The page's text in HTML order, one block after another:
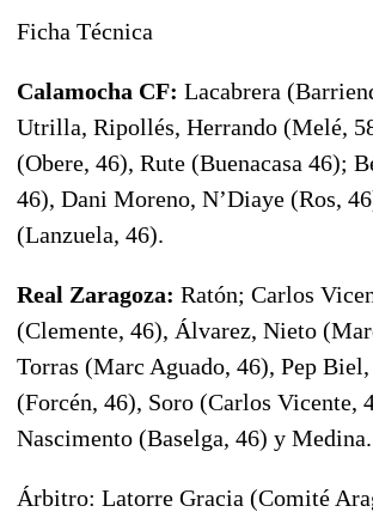
Ficha Técnica
Calamocha CF: Lacabrera
Utrilla, Ripollés, Herrando (Melé,
(Obere, 46), Rute (Buenacasa 46);
46), Dani Moreno, N’Diaye (Ros,
(Lanzuela, 46).
Real Zaragoza: Ratón; Carlos
(Clemente, 46), Álvarez, Nieto
Torras (Marc Aguado, 46), Pep
(Forcén, 46), Soro (Carlos Vicente,
Nascimento (Baselga, 46) y Medina.
Árbitro: Latorre Gracia (Comité